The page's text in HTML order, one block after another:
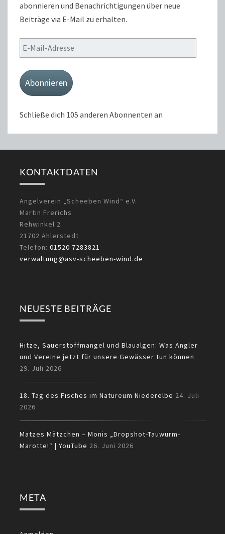
abonnieren und Benachrichtigungen über neue
Beiträge via E-Mail zu erhalten.
E-
Mail-
Adresse
Abonnieren
Schließe dich 105 anderen Abonnenten an
KONTAKTDATEN
Angelverein „Scheeben Wind“ e.V.
Martin Frerichs
Rehwinkel 2
21702 Ahlerstedt
Telefon: 01520 7283821
verwaltung@asv-scheeben-wind.de
NEUESTE BEITRÄGE
Hitze, Sauerstoffmangel und Blaualgen: Was Angler
und Vereine jetzt für unsere Gewässer tun können
29. Juli 2026
18. Tag des Fisches im Natureum Niederelbe 24. Juli
2026
Matzes Mätzchen – Monis „Dropshot-Tauwurm-
Marotte!“ | YouTube 26. Juni 2026
META